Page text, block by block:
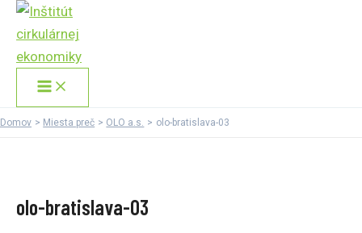
Preskočiť
obsah
Main
Menu
Domov Miesta preč OLO a.s. olo-bratislava-03
olo-bratislava-03